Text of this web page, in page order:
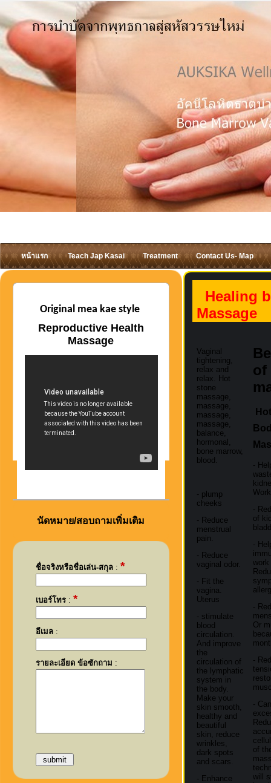
หน้าแรก Teach Jap Kasai Treatment Contact Us- Map
Original mea kae style
Reproductive Health
Massage
นัดหมาย/สอบถามเพิ่มเติม
ชื่อจริงหรือชื่อเล่น-สกุล : *
เบอร์โทร : *
อีเมล :
รายละเอียด ข้อซักถาม :
Healing
Massage
Vaginal
tightening,
relax and
relax. Hot
stone
massage,
massage,
massage,
massage,
balance,
hormonal,
bone marrow,
blood.
- plump
cheeks
- Reduce
menstrual
pain.
- Reduce
vaginal odor.
- Fit the
vagina.
Uterus
- stimulate
blood
circulation.
And improve
the
circulation of
the lymphatic
system in
the body.
Make your
skin smooth,
healthy and
beautiful
skin, reduce
wrinkles,
dark spots
and scars.
- Enhance
of
-
-
of
-
work
-
Or
-
-
of
will